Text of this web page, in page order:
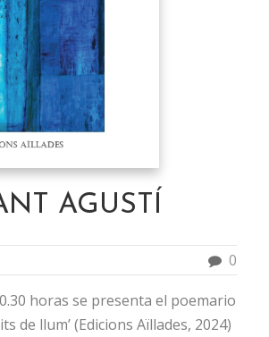
AGUSTÍ
0
horas se presenta el poemario
de llum’ (Edicions Aïllades, 2024)